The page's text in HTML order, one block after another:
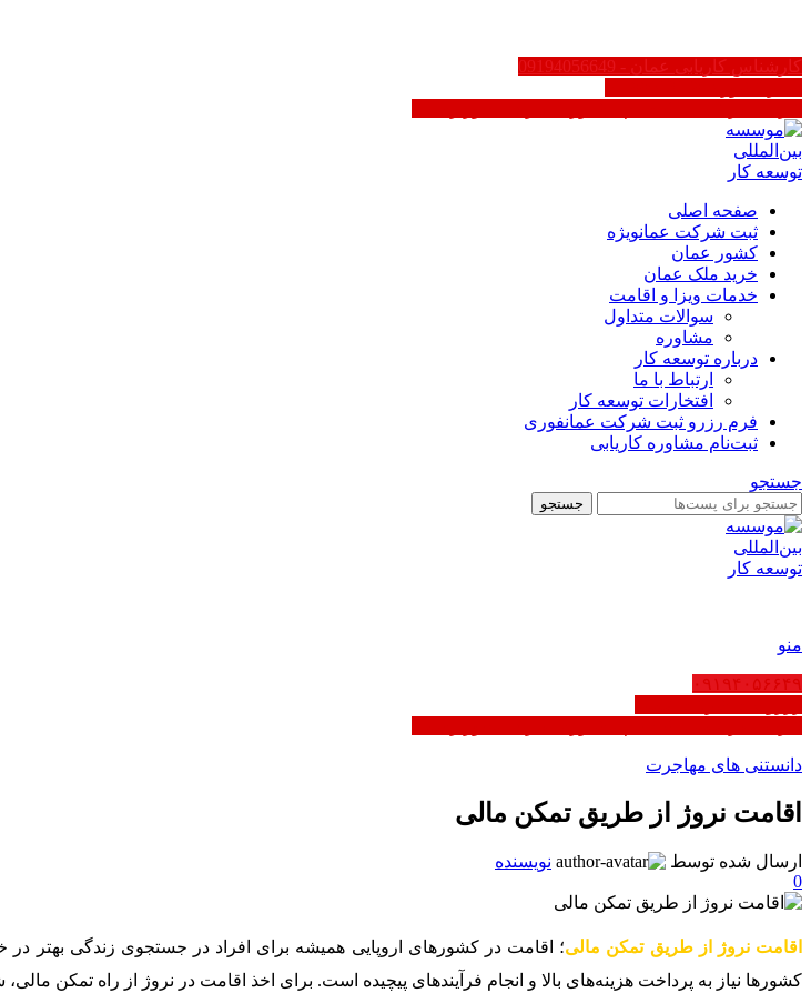
کارشناس کاریابی عمان - 09194056649
صفحه اصلی
ثبت شرکت عمانویژه
کشور عمان
خرید ملک عمان
خدمات ویزا و اقامت
سوالات متداول
مشاوره
درباره توسعه کار
ارتباط با ما
افتخارات توسعه کار
فرم رزرو ثبت شرکت عمانفوری
ثبت‌نام مشاوره کاریابی
جستجو
جستجو
منو
۰۹۱۹۴۰۵۶۶۴۹
دانستنی های مهاجرت
اقامت نروژ از طریق تمکن مالی
ارسال شده توسط
نویسنده
0
اقامت نروژ از طریق تمکن مالی؛ اقامت در کشورهای اروپایی همیشه برای افراد در جستجوی زندگی بهتر در
کشورها نیاز به پرداخت هزینه‌های بالا و انجام فرآیندهای پیچیده است. برای اخذ اقامت در نروژ از راه تمکن مالی، شما باید حداقل ۲۵۰،۰۰۰ نروژی را در حساب